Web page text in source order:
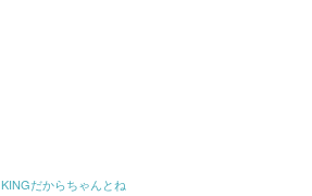
KINGだからちゃんとね